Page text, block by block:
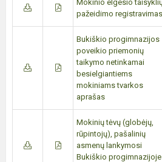
Mokinio elgesio
pažeidimo registravimas
Bukiškio progimnazijos
poveikio priemonių
taikymo netinkamai
besielgiantiems
mokiniams tvarkos
aprašas
Mokinių tėvų (globėjų,
rūpintojų), pašalinių
asmenų lankymosi
Bukiškio progimnazijoje